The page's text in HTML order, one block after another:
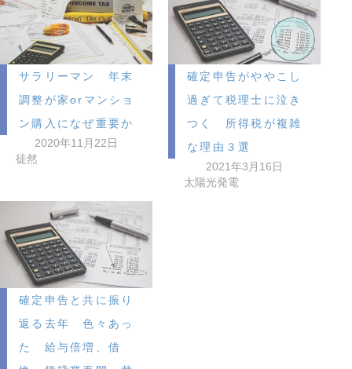
サラリーマン 年末
調整が家orマンショ
ン購入になぜ重要か
2020年11月22日
徒然
確定申告がややこし
過ぎて税理士に泣き
つく 所得税が複雑
な理由３選
2021年3月16日
太陽光発電
確定申告と共に振り
返る去年 色々あっ
た 給与倍増、借